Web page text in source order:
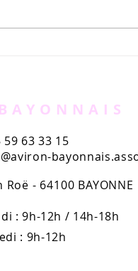
59 63 33 15
- 64100 BAYONNE
: 9h-12h / 14h-18h
: 9h-12h